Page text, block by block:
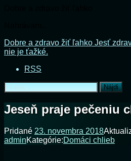
Prejsť
na
Dobre a zdravo žiť ľahko Jesť
nie je ťažké.
RSS
Hľadať:
Jeseň praje pečeniu
Pridané 23. novembra 2018
adminKategórie:Domáci chlieb